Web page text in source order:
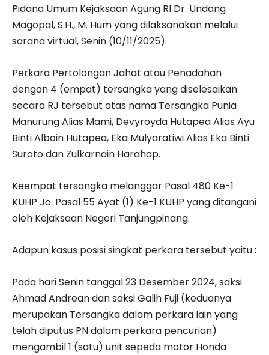
Pidana Umum Kejaksaan Agung RI Dr. Undang
Magopal, S.H., M. Hum yang dilaksanakan melalui
sarana virtual, Senin (10/11/2025).
Perkara Pertolongan Jahat atau Penadahan
dengan 4 (empat) tersangka yang diselesaikan
secara RJ tersebut atas nama Tersangka Punia
Manurung Alias Mami, Devyroyda Hutapea Alias Ayu
Binti Alboin Hutapea, Eka Mulyaratiwi Alias Eka Binti
Suroto dan Zulkarnain Harahap.
Keempat tersangka melanggar Pasal 480 Ke-1
KUHP Jo. Pasal 55 Ayat (1) Ke-1 KUHP yang ditangani
oleh Kejaksaan Negeri Tanjungpinang.
Adapun kasus posisi singkat perkara tersebut yaitu :
Pada hari Senin tanggal 23 Desember 2024, saksi
Ahmad Andrean dan saksi Galih Fuji (keduanya
merupakan Tersangka dalam perkara lain yang
telah diputus PN dalam perkara pencurian)
mengambil 1 (satu) unit sepeda motor Honda